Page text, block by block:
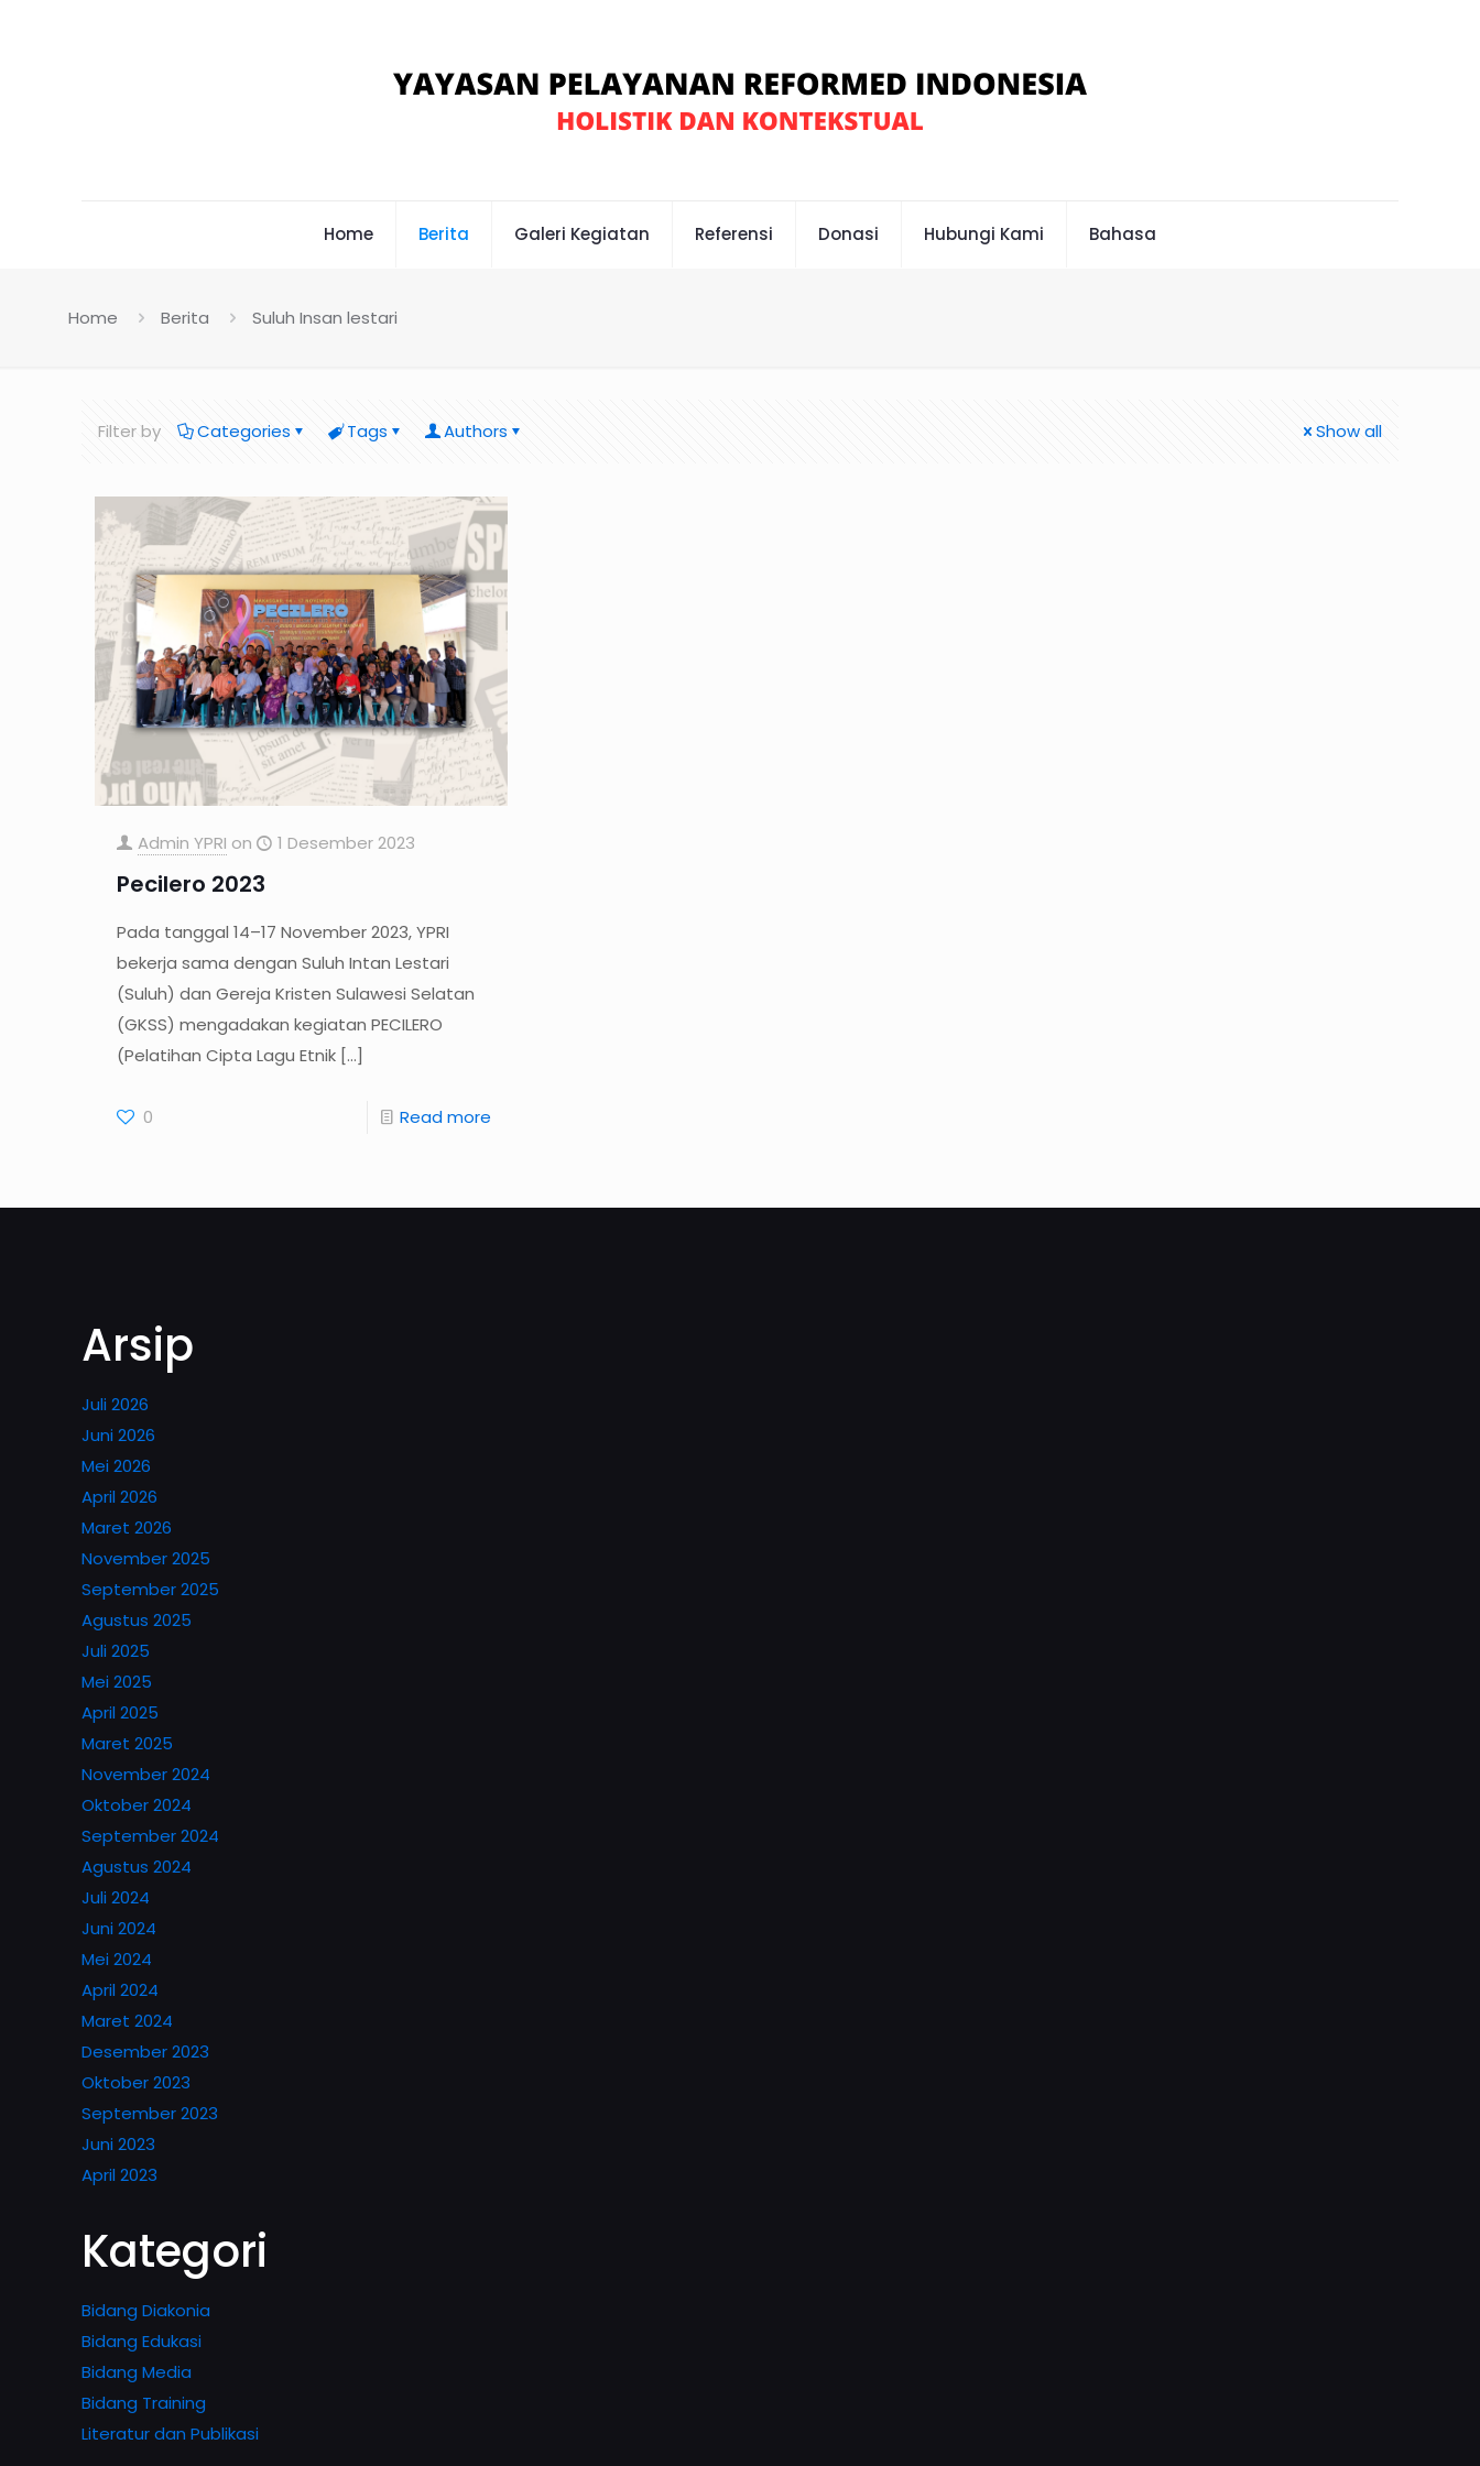
Home Berita Galeri Kegiatan Referensi Donasi Hubungi Kami Bahasa
Home Berita Suluh Insan lestari
Filter by Categories Tags Authors Show all
Admin YPRI on 1 Desember 2023
Pecilero 2023
Pada tanggal 14–17 November 2023, YPRI
bekerja sama dengan Suluh Intan Lestari
(Suluh) dan Gereja Kristen Sulawesi Selatan
(GKSS) mengadakan kegiatan PECILERO
(Pelatihan Cipta Lagu Etnik[…]
0 Read more
Arsip
Juli 2026
Juni 2026
Mei 2026
April 2026
Maret 2026
November 2025
September 2025
Agustus 2025
Juli 2025
Mei 2025
April 2025
Maret 2025
November 2024
Oktober 2024
September 2024
Agustus 2024
Juli 2024
Juni 2024
Mei 2024
April 2024
Maret 2024
Desember 2023
Oktober 2023
September 2023
Juni 2023
April 2023
Kategori
Bidang Diakonia
Bidang Edukasi
Bidang Media
Bidang Training
Literatur dan Publikasi